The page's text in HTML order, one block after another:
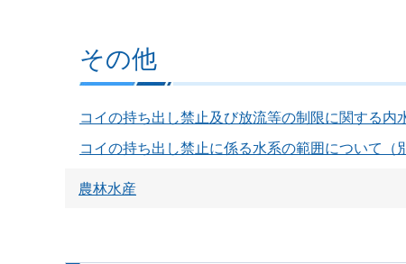
その他
コイの持ち出し禁止及び放流等の制限に関する内
コイの持ち出し禁止に係る水系の範囲について（
農林水産